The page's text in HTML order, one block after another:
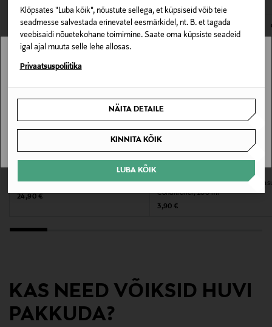
Klõpsates "Luba kõik", nõustute sellega, et küpsiseid võib teie
seadmesse salvestada erinevatel eesmärkidel, nt. B. et tagada
veebisaidi nõuetekohane toimimine. Saate oma küpsiste seadeid
igal ajal muuta selle lehe allosas.
Privaatsuspoliitika
NÄITA DETAILE
KINNITA KÕIK
LUBA KÕIK
Pakendi suurus
200 ml
Suurus
AMEERIKA ÜHENDRIIGID
Valmistaja tootenumber
Unioninkatu 24, 00130, Helsinki, Finland
Digitaalne aadress
E-POE TAGASTUSED
Juuksepalsam Extra-Body Conditioner
Original Price
24,90 €
Juuksepalsam Respons Honey
Conditioner, 200 ml
Original Price
3,90 €
KAS NEED VÕIKSID HUVI
PAKKUDA?
Stockmann pole Sinu riigis saadaval.
SAAN ARU